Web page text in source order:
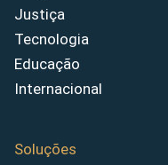
Justiça
Tecnologia
Educação
Internacional
Soluções